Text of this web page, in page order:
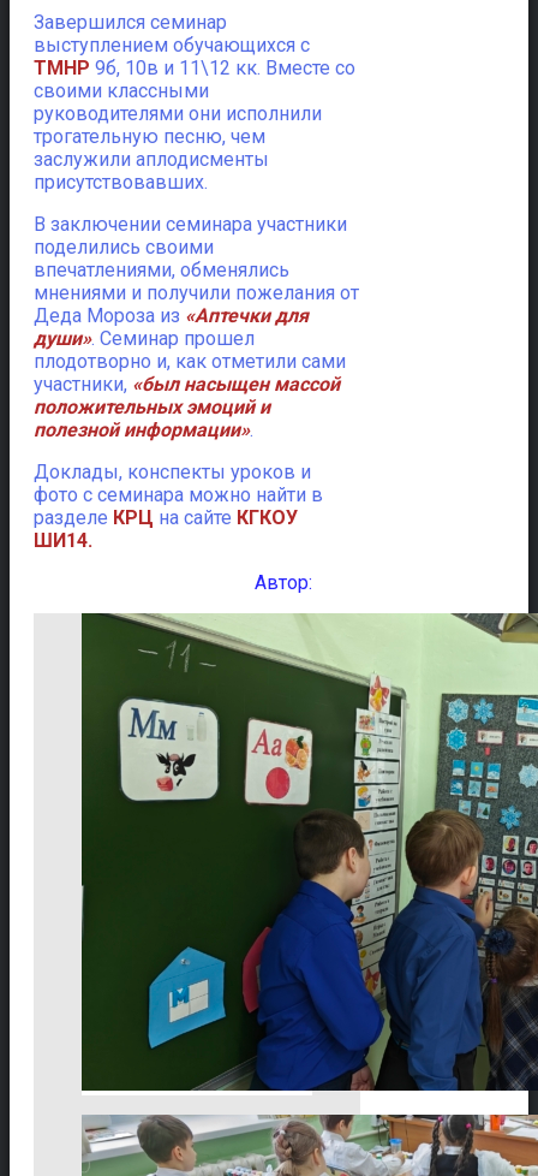
Завершился семинар
выступлением обучающихся с
ТМНР 9б, 10в и 11\12 кк. Вместе со
своими классными
руководителями они исполнили
трогательную песню, чем
заслужили аплодисменты
присутствовавших.
В заключении семинара участники
поделились своими
впечатлениями, обменялись
мнениями и получили пожелания от
Деда Мороза из «Аптечки для
души». Семинар прошел
плодотворно и, как отметили сами
участники, «был насыщен массой
положительных эмоций и
полезной информации».
Доклады, конспекты уроков и
фото с семинара можно найти в
разделе КРЦ на сайте КГКОУ
ШИ14.
Автор: